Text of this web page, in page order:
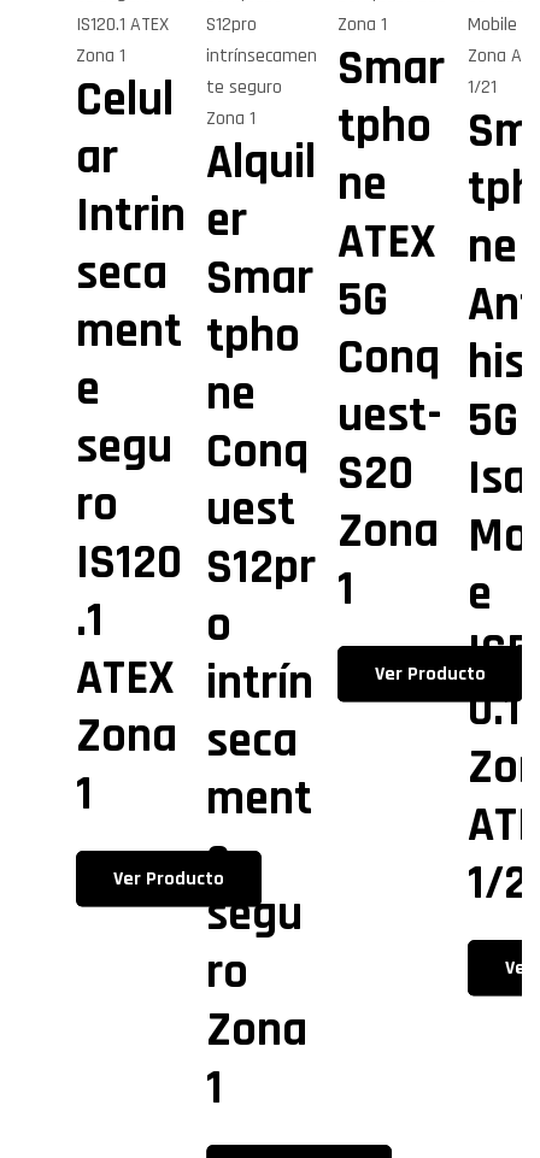
Celul
ar
Intrin
seca
ment
e
segu
ro
IS120
.1
ATEX
Zona
1
Ver Producto
Alquil
er
Smar
tpho
ne
Conq
uest
S12pr
o
intrín
seca
ment
e
segu
ro
Zona
1
Smar
tpho
ne
ATEX
5G
Conq
uest-
S20
Zona
1
Ver Producto
ne
5G
e
0.1
1/
Ver